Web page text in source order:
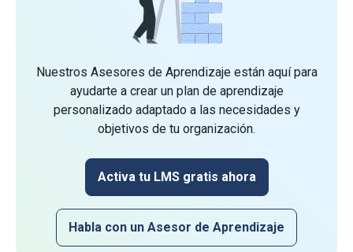
Nuestros Asesores de Aprendizaje están aquí para
ayudarte a crear un plan de aprendizaje
personalizado adaptado a las necesidades y
objetivos de tu organización.
Activa tu LMS gratis ahora
Habla con un Asesor de Aprendizaje